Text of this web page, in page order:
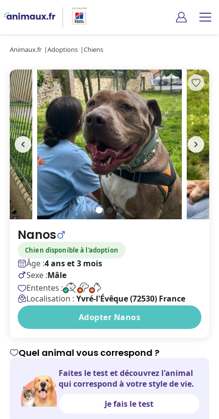
Animaux.fr Adoptions Chiens
Nanos
Chien disponible à l'adoption
Âge :4 ans et 3 mois
Sexe :Mâle
Ententes :
Localisation : Yvré-l'Évêque (72530) France
Adopter Nanos
Quel animal vous correspond ?
Faites le test et découvrez l'animal
qui correspond à votre style de vie.
Je fais le test